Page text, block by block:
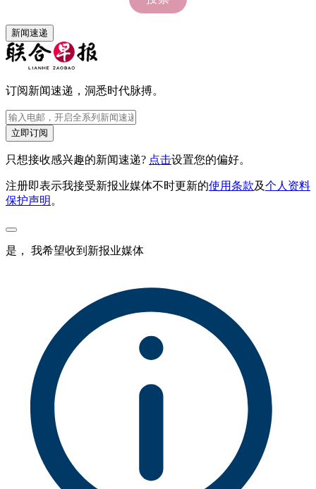
新闻速递
订阅新闻速递，洞悉时代脉搏。
立即订阅
只想接收感兴趣的新闻速递? 点击设置您的偏好。
注册即表示我接受新报业媒体不时更新的使用条款及个人资料
保护声明。
是， 我希望收到新报业媒体